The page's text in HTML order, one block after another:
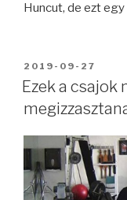
Huncut, de ezt
BEKÜLDVE:
2019-09-27
Ezek a csajok